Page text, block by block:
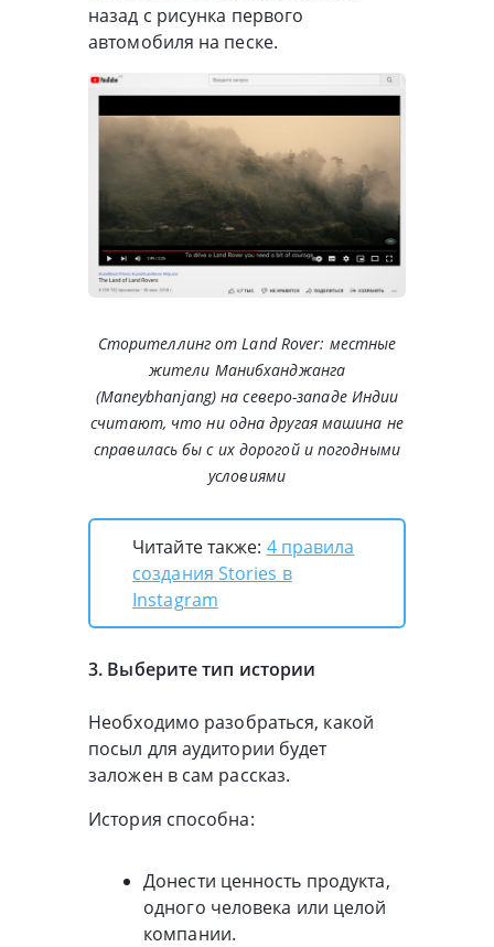
назад с рисунка первого
автомобиля на песке.
Сторителлинг от Land Rover: местные
жители Манибханджанга
(Maneybhanjang) на северо-западе Индии
считают, что ни одна другая машина не
справилась бы с их дорогой и погодными
условиями
Читайте также: 4 правила
создания Stories в
Instagram
3. Выберите тип истории
Необходимо разобраться, какой
посыл для аудитории будет
заложен в сам рассказ.
История способна:
Донести ценность продукта,
одного человека или целой
компании.